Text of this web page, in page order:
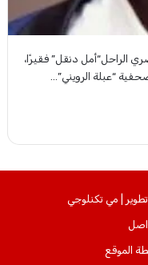
الراحل“أمل دنقل” فقيرًا،
“عبلة الرويني”…
تطوير | مي تكنلوجي
الموقع